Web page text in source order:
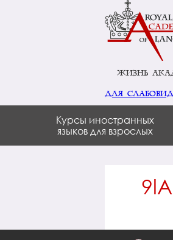
Жизнь
для
Курсы иностранных
языков для взрослых